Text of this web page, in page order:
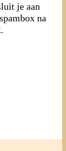
je aan
na